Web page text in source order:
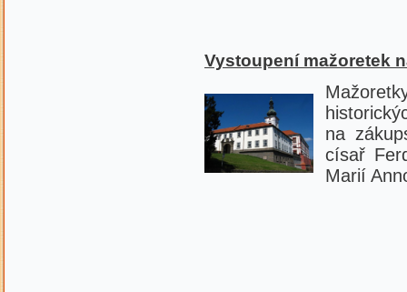
Vystoupení mažoretek
na
císař
Marií